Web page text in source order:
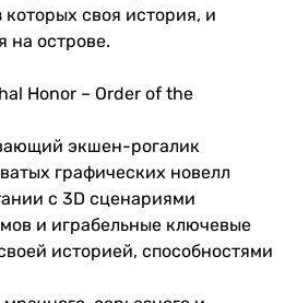
своя история, и
на острове.
Honor – Order of the
экшен-рогалик
графических новелл
с 3D сценариями
и играбельные ключевые
историей, способностями